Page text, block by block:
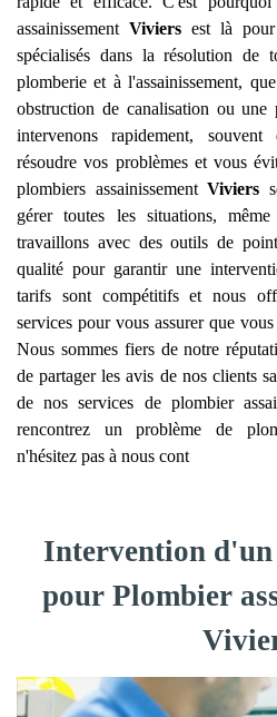
assainissementViviers est là
spécialisés dans la résolution de
plomberie et à l'assainissement,
obstruction de canalisation ou une
intervenons rapidement,
résoudre vos problèmes et vous
plombiers assainissementViviers
gérer toutes les situations,
travaillons avec des outils de
qualité pour garantir une
tarifs sont compétitifs et nous
services pour vous assurer que
Nous sommes fiers de notre
de partager les avis de nos clients
de nos services de plombier
rencontrez un problème de
n'hésitez pas à nous cont
Intervention d'un
pour Plombier